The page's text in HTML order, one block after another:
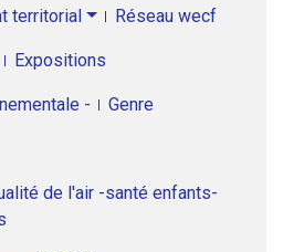
territorial Réseau wecf
Expositions
- Genre
de l'air -santé enfants-